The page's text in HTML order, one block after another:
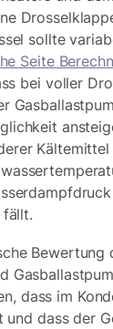
sollte
Seite
bei voller
Bewertung
dass im
dass der